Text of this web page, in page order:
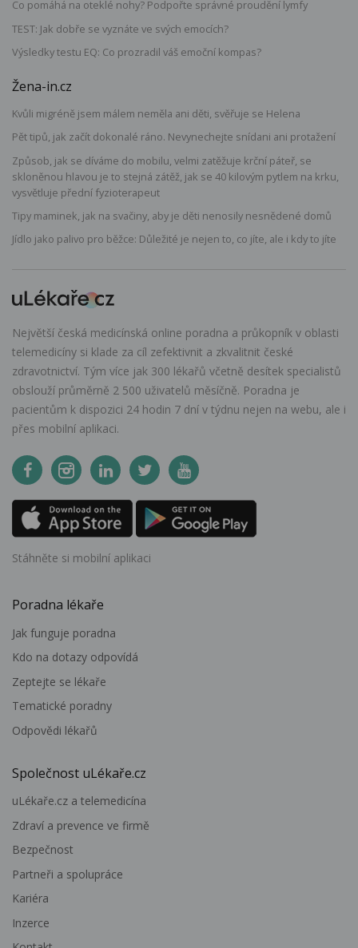
Co pomáhá na oteklé nohy? Podpořte správné proudění lymfy
TEST: Jak dobře se vyznáte ve svých emocích?
Výsledky testu EQ: Co prozradil váš emoční kompas?
Žena-in.cz
Kvůli migréně jsem málem neměla ani děti, svěřuje se Helena
Pět tipů, jak začít dokonalé ráno. Nevynechejte snídani ani protažení
Způsob, jak se díváme do mobilu, velmi zatěžuje krční páteř, se
skloněnou hlavou je to stejná zátěž, jak se 40 kilovým pytlem na krku,
vysvětluje přední fyzioterapeut
Tipy maminek, jak na svačiny, aby je děti nenosily nesnědené domů
Jídlo jako palivo pro běžce: Důležité je nejen to, co jíte, ale i kdy to jíte
Největší česká medicínská online poradna a průkopník v oblasti
telemedicíny si klade za cíl zefektivnit a zkvalitnit české
zdravotnictví. Tým více jak 300 lékařů včetně desítek specialistů
obslouží průměrně 2 500 uživatelů měsíčně. Poradna je
pacientům k dispozici 24 hodin 7 dní v týdnu nejen na webu, ale i
přes mobilní aplikaci.
Stáhněte si mobilní aplikaci
Poradna lékaře
Jak funguje poradna
Kdo na dotazy odpovídá
Zeptejte se lékaře
Tematické poradny
Odpovědi lékařů
Společnost uLékaře.cz
uLékaře.cz a telemedicína
Zdraví a prevence ve firmě
Bezpečnost
Partneři a spolupráce
Kariéra
Inzerce